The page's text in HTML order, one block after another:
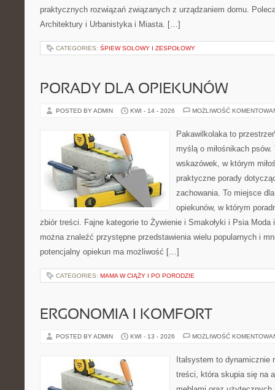
praktycznych rozwiązań związanych z urządzaniem domu.
Architektury i Urbanistyka i Miasta. […]
CATEGORIES: ŚPIEW SOLOWY I ZESPOŁOWY
PORADY DLA OPIEKUNÓW
POSTED BY ADMIN KWI - 14 - 2026 MOŻLIWOŚĆ
Pakawilkolaka to
myślą o miłośnikach
wskazówek, w którym
praktyczne porady
zachowania. To miejsce
opiekunów, w którym
zbiór treści. Fajne kategorie to Żywienie i Smakołyki i Psia Moda
można znaleźć przystępne przedstawienia wielu popularnych i
potencjalny opiekun ma możliwość […]
CATEGORIES: MAMA W CIĄŻY I PO PORODZIE
ERGONOMIA I KOMFORT
POSTED BY ADMIN KWI - 13 - 2026 MOŻLIWOŚĆ
Italsystem to dynamicznie
treści, która skupia się na